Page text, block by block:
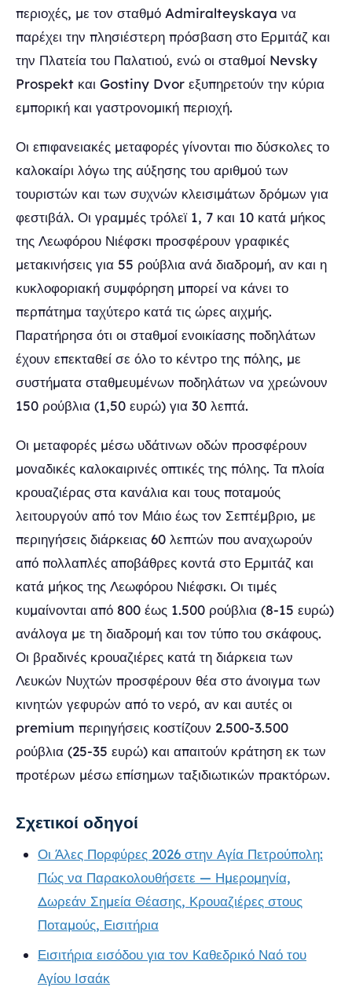
περιοχές, με τον σταθμό Admiralteyskaya να
παρέχει την πλησιέστερη πρόσβαση στο Ερμιτάζ και
την Πλατεία του Παλατιού, ενώ οι σταθμοί Nevsky
Prospekt και Gostiny Dvor εξυπηρετούν την κύρια
εμπορική και γαστρονομική περιοχή.
Οι επιφανειακές μεταφορές γίνονται πιο δύσκολες το
καλοκαίρι λόγω της αύξησης του αριθμού των
τουριστών και των συχνών κλεισιμάτων δρόμων για
φεστιβάλ. Οι γραμμές τρόλεϊ 1, 7 και 10 κατά μήκος
της Λεωφόρου Νιέφσκι προσφέρουν γραφικές
μετακινήσεις για 55 ρούβλια ανά διαδρομή, αν και η
κυκλοφοριακή συμφόρηση μπορεί να κάνει το
περπάτημα ταχύτερο κατά τις ώρες αιχμής.
Παρατήρησα ότι οι σταθμοί ενοικίασης ποδηλάτων
έχουν επεκταθεί σε όλο το κέντρο της πόλης, με
συστήματα σταθμευμένων ποδηλάτων να χρεώνουν
150 ρούβλια (1,50 ευρώ) για 30 λεπτά.
Οι μεταφορές μέσω υδάτινων οδών προσφέρουν
μοναδικές καλοκαιρινές οπτικές της πόλης. Τα πλοία
κρουαζιέρας στα κανάλια και τους ποταμούς
λειτουργούν από τον Μάιο έως τον Σεπτέμβριο, με
περιηγήσεις διάρκειας 60 λεπτών που αναχωρούν
από πολλαπλές αποβάθρες κοντά στο Ερμιτάζ και
κατά μήκος της Λεωφόρου Νιέφσκι. Οι τιμές
κυμαίνονται από 800 έως 1.500 ρούβλια (8-15 ευρώ)
ανάλογα με τη διαδρομή και τον τύπο του σκάφους.
Οι βραδινές κρουαζιέρες κατά τη διάρκεια των
Λευκών Νυχτών προσφέρουν θέα στο άνοιγμα των
κινητών γεφυρών από το νερό, αν και αυτές οι
premium περιηγήσεις κοστίζουν 2.500-3.500
ρούβλια (25-35 ευρώ) και απαιτούν κράτηση εκ των
προτέρων μέσω επίσημων ταξιδιωτικών πρακτόρων.
Σχετικοί οδηγοί
Οι Άλες Πορφύρες 2026 στην Αγία Πετρούπολη:
Πώς να Παρακολουθήσετε — Ημερομηνία,
Δωρεάν Σημεία Θέασης, Κρουαζιέρες στους
Ποταμούς, Εισιτήρια
Εισιτήρια εισόδου για τον Καθεδρικό Ναό του
Αγίου Ισαάκ